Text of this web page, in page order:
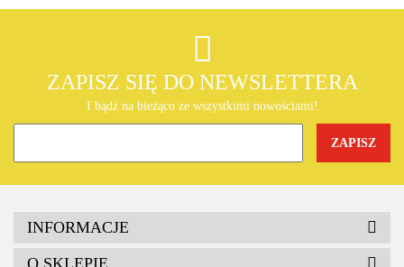
AEG
ZAPISZ SIĘ DO NEWSLETTERA
I bądź na bieżąco ze wszystkimi nowościami!
INFORMACJE
O SKLEPIE